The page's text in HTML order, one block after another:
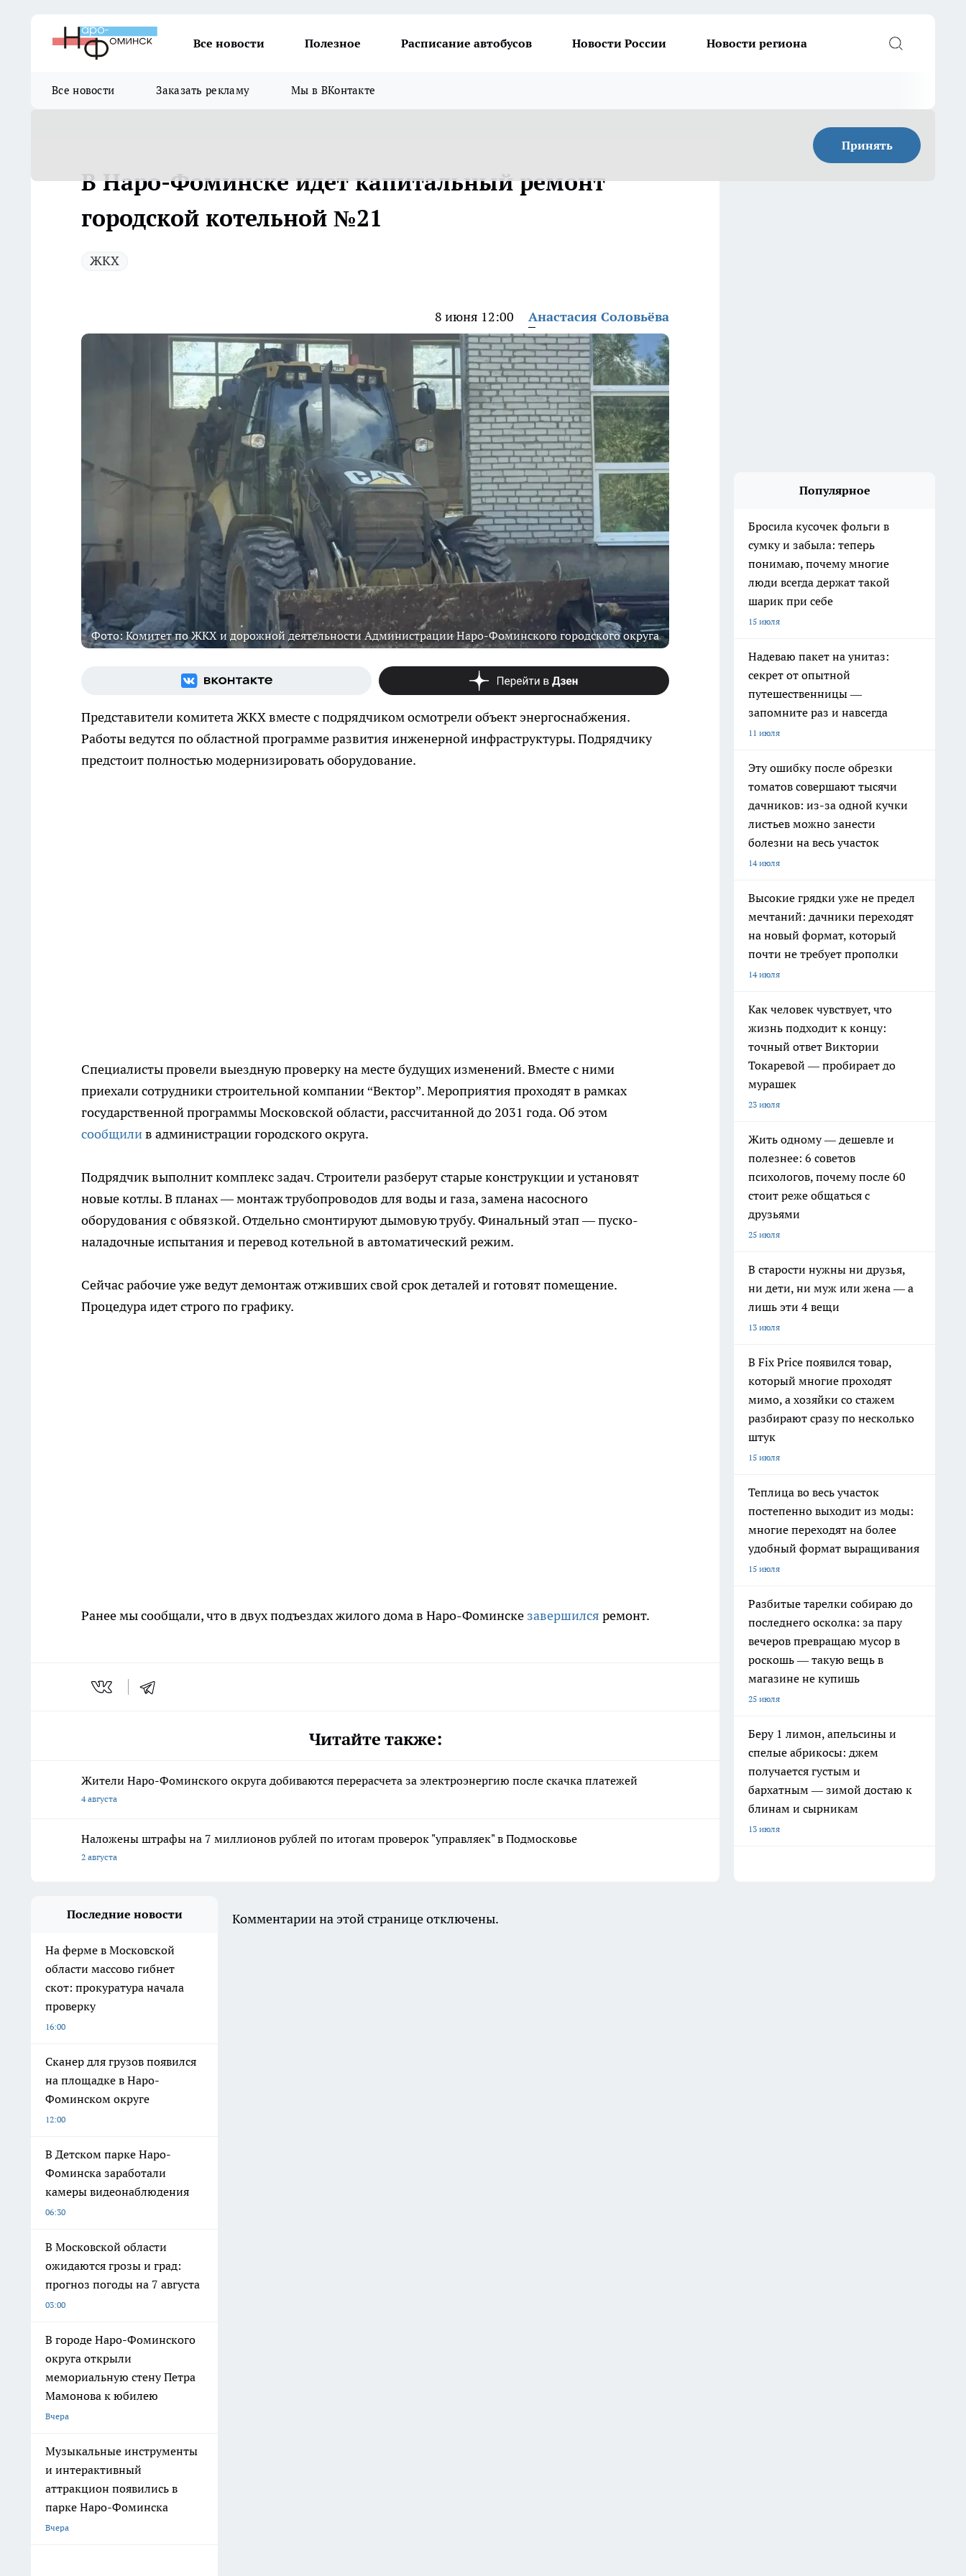
Все новости Полезное Расписание автобусов Новости России Новости региона
Все новости Заказать рекламу Мы в ВКонтакте
Принять
В Наро-Фоминске идет капитальный ремонт
городской котельной №21
ЖКХ
8 июня 12:00 Анастасия Соловьёва
Фото: Комитет по ЖКХ и дорожной деятельности Администрации Наро-Фоминского городского округа
Представители комитета ЖКХ вместе с подрядчиком осмотрели объект энергоснабжения.
Работы ведутся по областной программе развития инженерной инфраструктуры. Подрядчику
предстоит полностью модернизировать оборудование.
Специалисты провели выездную проверку на месте будущих изменений. Вместе с ними
приехали сотрудники строительной компании “Вектор”. Мероприятия проходят в рамках
государственной программы Московской области, рассчитанной до 2031 года. Об этом
сообщилив администрации городского округа.
Подрядчик выполнит комплекс задач. Строители разберут старые конструкции и установят
новые котлы. В планах — монтаж трубопроводов для воды и газа, замена насосного
оборудования с обвязкой. Отдельно смонтируют дымовую трубу. Финальный этап — пуско-
наладочные испытания и перевод котельной в автоматический режим.
Сейчас рабочие уже ведут демонтаж отживших свой срок деталей и готовят помещение.
Процедура идет строго по графику.
Ранее мы сообщали, что в двух подъездах жилого дома в Наро-Фоминске завершился ремонт.
Читайте также:
Жители Наро-Фоминского округа добиваются перерасчета за электроэнергию после скачка платежей
4 августа
Наложены штрафы на 7 миллионов рублей по итогам проверок "управляек" в Подмосковье
2 августа
Популярное
Бросила кусочек фольги в
сумку и забыла: теперь
понимаю, почему многие
люди всегда держат такой
шарик при себе
15 июля
Надеваю пакет на унитаз:
секрет от опытной
путешественницы —
запомните раз и навсегда
11 июля
Эту ошибку после обрезки
томатов совершают тысячи
дачников: из-за одной кучки
листьев можно занести
болезни на весь участок
14 июля
Высокие грядки уже не предел
мечтаний: дачники переходят
на новый формат, который
почти не требует прополки
14 июля
Как человек чувствует, что
жизнь подходит к концу:
точный ответ Виктории
Токаревой — пробирает до
мурашек
23 июля
Жить одному — дешевле и
полезнее: 6 советов
психологов, почему после 60
стоит реже общаться с
друзьями
25 июля
В старости нужны ни друзья,
ни дети, ни муж или жена — а
лишь эти 4 вещи
13 июля
В Fix Price появился товар,
который многие проходят
мимо, а хозяйки со стажем
разбирают сразу по несколько
штук
15 июля
Теплица во весь участок
постепенно выходит из моды:
многие переходят на более
удобный формат выращивания
15 июля
Разбитые тарелки собираю до
последнего осколка: за пару
вечеров превращаю мусор в
роскошь — такую вещь в
магазине не купишь
25 июля
Беру 1 лимон, апельсины и
спелые абрикосы: джем
получается густым и
бархатным — зимой достаю к
блинам и сырникам
13 июля
Последние новости
На ферме в Московской
области массово гибнет
скот: прокуратура начала
проверку
16:00
Сканер для грузов появился
на площадке в Наро-
Фоминском округе
12:00
В Детском парке Наро-
Фоминска заработали
камеры видеонаблюдения
06:30
В Московской области
ожидаются грозы и град:
прогноз погоды на 7 августа
03:00
В городе Наро-Фоминского
округа открыли
мемориальную стену Петра
Мамонова к юбилею
Вчера
Музыкальные инструменты
и интерактивный
аттракцион появились в
парке Наро-Фоминска
Вчера
Комментарии на этой странице отключены.